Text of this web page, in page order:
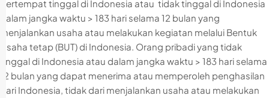
bertempat tinggal di Indonesia atau tidak tinggal di Indonesia
dalam jangka waktu > 183 hari selama 12 bulan yang
menjalankan usaha atau melakukan kegiatan melalui Bentuk
Usaha tetap (BUT) di Indonesia. Orang pribadi yang tidak
tinggal di Indonesia atau dalam jangka waktu > 183 hari selama
12 bulan yang dapat menerima atau memperoleh penghasilan
dari Indonesia, tidak dari menjalankan usaha atau melakukan